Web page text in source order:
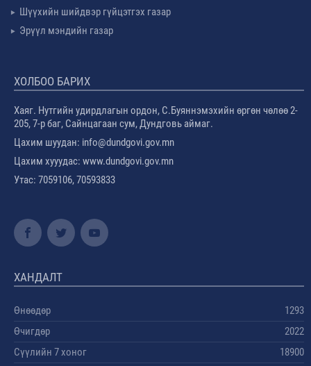
Шүүхийн шийдвэр гүйцэтгэх газар
Эрүүл мэндийн газар
ХОЛБОО БАРИХ
Хаяг. Нутгийн удирдлагын ордон, С.Буяннэмэхийн өргөн чөлөө 2-
205, 7-р баг, Сайнцагаан сум, Дундговь аймаг.
Цахим шуудан: info@dundgovi.gov.mn
Цахим хууудас: www.dundgovi.gov.mn
Утас: 7059106, 70593833
ХАНДАЛТ
Өнөөдөр
1293
Өчигдөр
2022
Сүүлийн 7 хоног
18900